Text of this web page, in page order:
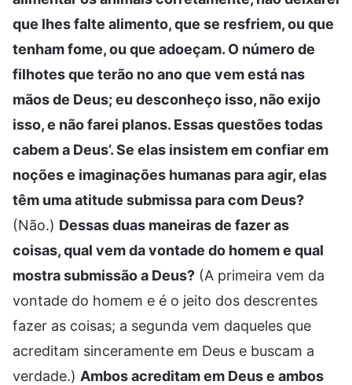
que lhes falte alimento, que se resfriem, ou que
tenham fome, ou que adoeçam. O número de
filhotes que terão no ano que vem está nas
mãos de Deus; eu desconheço isso, não exijo
isso, e não farei planos. Essas questões todas
cabem a Deus’. Se elas insistem em confiar em
noções e imaginações humanas para agir, elas
têm uma atitude submissa para com Deus?
(Não.) Dessas duas maneiras de fazer as
coisas, qual vem da vontade do homem e qual
mostra submissão a Deus? (A primeira vem da
vontade do homem e é o jeito dos descrentes
fazer as coisas; a segunda vem daqueles que
acreditam sinceramente em Deus e buscam a
verdade.) Ambos acreditam em Deus e ambos